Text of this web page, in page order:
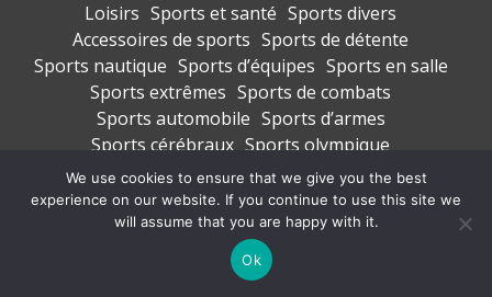
Loisirs Sports et santé Sports divers
Accessoires de sports Sports de détente
Sports nautique Sports d’équipes Sports en salle
Sports extrêmes Sports de combats
Sports automobile Sports d’armes
Sports cérébraux Sports olympique
Transport de sportifs Vêtements de sports
Copyright © All rights reserved.|DarkNews
themes
We use cookies to ensure that we give you the best
experience on our website. If you continue to use this site we
will assume that you are happy with it.
Ok